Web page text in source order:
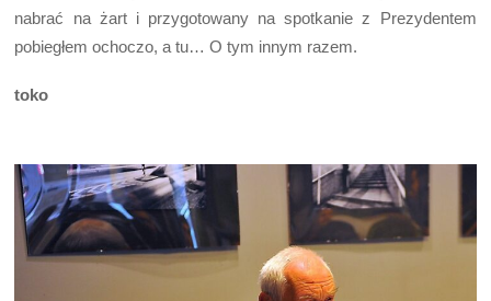
nabrać na żart i przygotowany na spotkanie z Prezydentem
pobiegłem ochoczo, a tu… O tym innym razem.
toko